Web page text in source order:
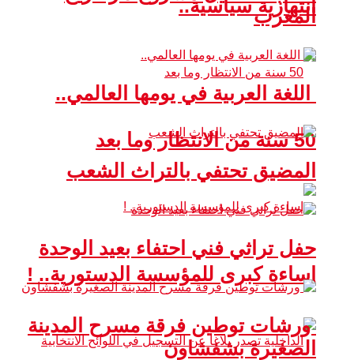
انتهازية سياسية..
50 سنة من الانتظار وما بعد
إساءة كبرى للمؤسسة الدستورية.. !
المغرب
اللغة العربية في يومها العالمي..
المضيق تحتفي بالتراث الشعب
حفل تراثي فني احتفاء بعيد الوحدة
ورشات توطين فرقة مسرح المدينة
الصغيرة بشفشاون